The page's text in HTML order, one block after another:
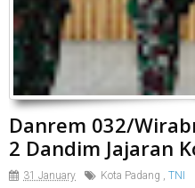
Danrem 032/
2 Dandim Jajaran
31 January Kota Padang , TNI